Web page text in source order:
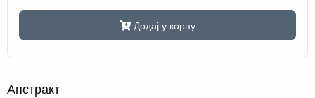
Додај у корпу
Апстракт